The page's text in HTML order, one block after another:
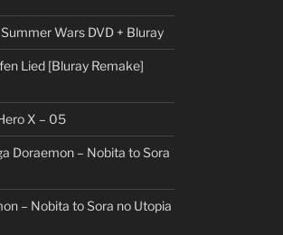
Wars DVD + Bluray
Lied [Bluray Remake]
X – 05
Doraemon – Nobita to Sora
– Nobita to Sora no Utopia